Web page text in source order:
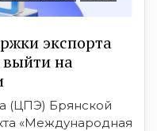
экспорта
выйти на
(ЦПЭ) Брянской
«Международная